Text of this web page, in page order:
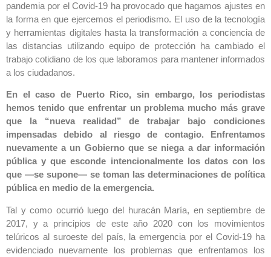
pandemia por el Covid-19 ha provocado que hagamos ajustes en
la forma en que ejercemos el periodismo. El uso de la tecnología
y herramientas digitales hasta la transformación a conciencia de
las distancias utilizando equipo de protección ha cambiado el
trabajo cotidiano de los que laboramos para mantener informados
a los ciudadanos.
En el caso de Puerto Rico, sin embargo, los periodistas
hemos tenido que enfrentar un problema mucho más grave
que la “nueva realidad” de trabajar bajo condiciones
impensadas debido al riesgo de contagio. Enfrentamos
nuevamente a un Gobierno que se niega a dar información
pública y que esconde intencionalmente los datos con los
que —se supone— se toman las determinaciones de política
pública en medio de la emergencia.
Tal y como ocurrió luego del huracán María, en septiembre de
2017, y a principios de este año 2020 con los movimientos
telúricos al suroeste del país, la emergencia por el Covid-19 ha
evidenciado nuevamente los problemas que enfrentamos los